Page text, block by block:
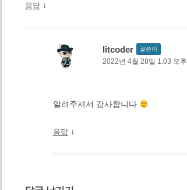
응답 ↓
litcoder 글쓴이
2022년 4월 28일 1:03 오후
알려주셔서 감사합니다
응답 ↓